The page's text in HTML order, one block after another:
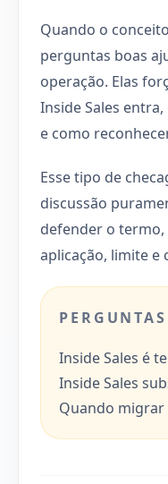
Quando o
perguntas boas
operação. Elas
Inside Sales
e como
Esse tipo de
discussão
defender o termo,
aplicação, limite e
Inside Sales é
Inside Sales
Quando migrar